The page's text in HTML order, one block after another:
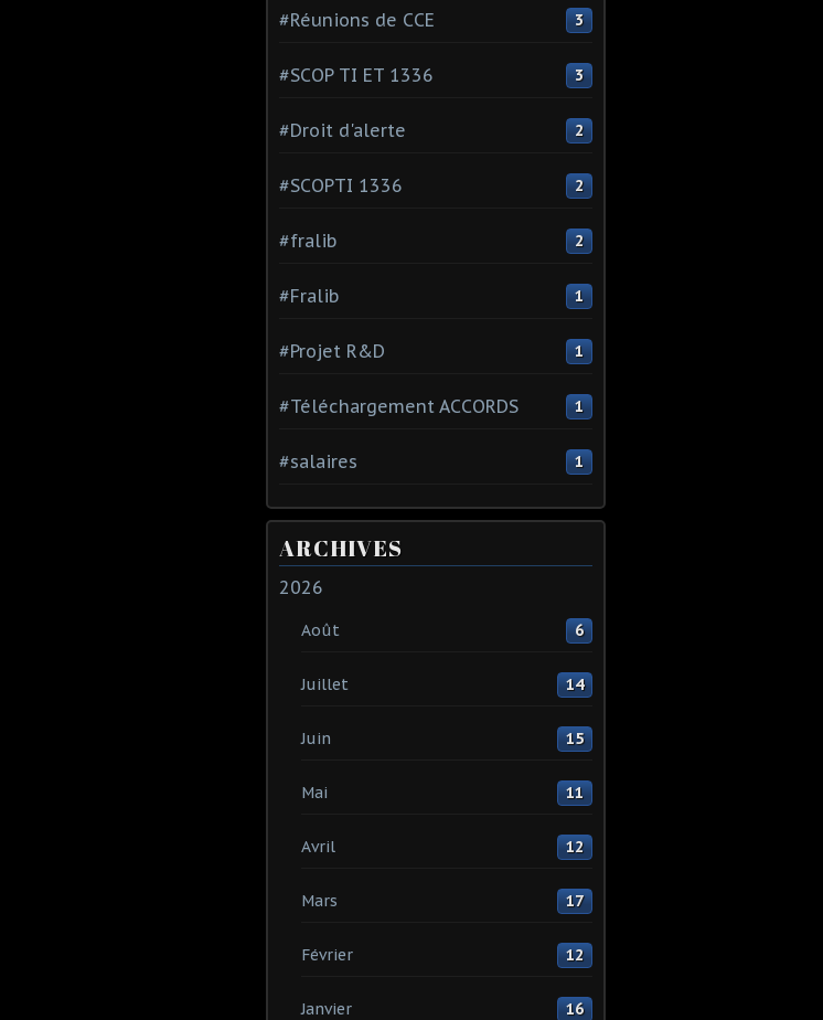
#Réunions de CCE 3
#SCOP TI ET 1336 3
#Droit d'alerte 2
#SCOPTI 1336 2
#fralib 2
#Fralib 1
#Projet R&D 1
#Téléchargement ACCORDS 1
#salaires 1
ARCHIVES
2026
Août 6
Juillet 14
Juin 15
Mai 11
Avril 12
Mars 17
Février 12
Janvier 16